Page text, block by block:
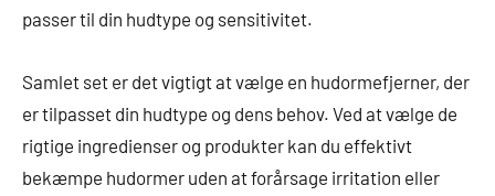
passer til din hudtype og sensitivitet.
Samlet set er det vigtigt at vælge en hudormefjerner, der
er tilpasset din hudtype og dens behov. Ved at vælge de
rigtige ingredienser og produkter kan du effektivt
bekæmpe hudormer uden at forårsage irritation eller